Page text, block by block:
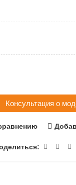
Консультация о